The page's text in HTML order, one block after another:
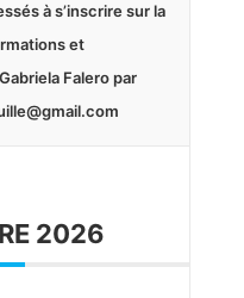
à s’inscrire sur la
et
Falero par
2026